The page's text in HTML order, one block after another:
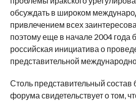
обсуждать в широком
привлечением всех
поэтому еще в начале 2004 года
российская инициатива о
представительной
Столь представительный состав
форума свидетельствует о том,